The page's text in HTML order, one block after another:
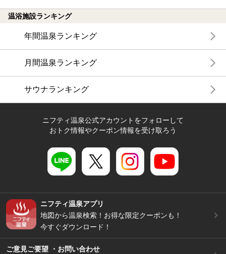
温浴施設ランキング
年間温泉ランキング
月間温泉ランキング
サウナランキング
ニフティ温泉公式アカウントをフォローして
おトク情報やクーポン情報を受け取ろう
ニフティ温泉アプリ
地図から温泉検索！お得な限定クーポンも！
今すぐダウンロード！
ご意見ご要望 ・お問い合わせ